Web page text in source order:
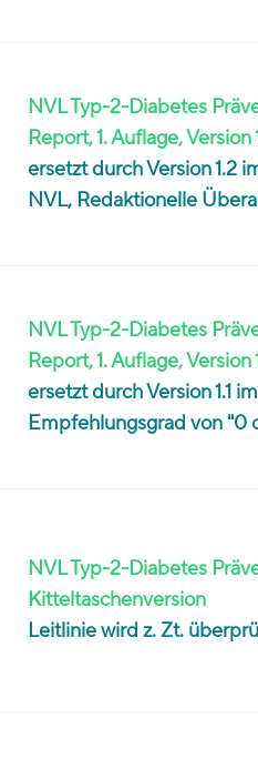
NVL Typ-2-Diabetes
Report, 1. Auflage, Version
ersetzt durch Version 1.2
NVL, Redaktionelle
NVL Typ-2-Diabetes
Report, 1. Auflage, Version
ersetzt durch Version 1.1
Empfehlungsgrad von "0
NVL Typ-2-Diabetes
Kitteltaschenversion
Leitlinie wird z. Zt.